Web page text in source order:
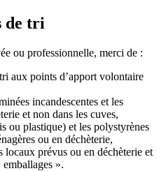
de tri
ou professionnelle, merci de :
aux points d’apport volontaire
incandescentes et les
et non dans les cuves,
ou plastique) et les polystyrènes
ou en déchèterie,
locaux prévus ou en déchèterie et
».